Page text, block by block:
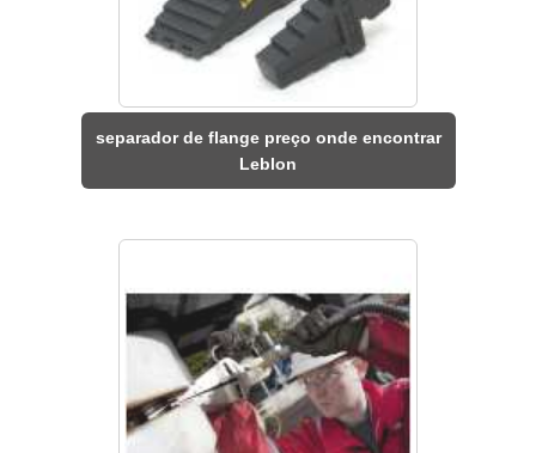
separador de flange preço onde encontrar
Leblon